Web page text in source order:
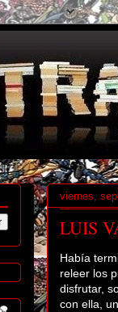
viernes,
LUIS
Había
releer los
disfrutar,
con ella,